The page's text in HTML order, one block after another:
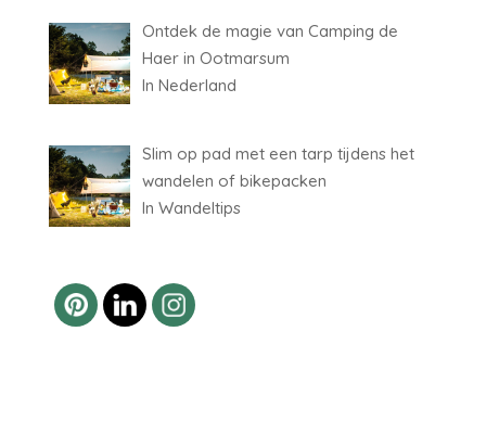
Ontdek de magie van Camping de
Haer in Ootmarsum
In Nederland
Slim op pad met een tarp tijdens het
wandelen of bikepacken
In Wandeltips